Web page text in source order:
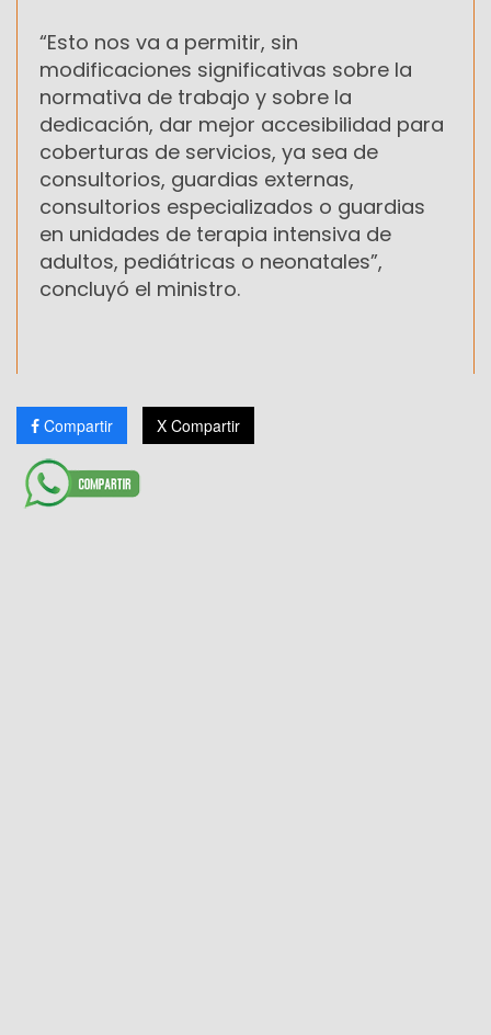
“Esto nos va a permitir, sin
modificaciones significativas sobre la
normativa de trabajo y sobre la
dedicación, dar mejor accesibilidad para
coberturas de servicios, ya sea de
consultorios, guardias externas,
consultorios especializados o guardias
en unidades de terapia intensiva de
adultos, pediátricas o neonatales”,
concluyó el ministro.
Compartir X Compartir